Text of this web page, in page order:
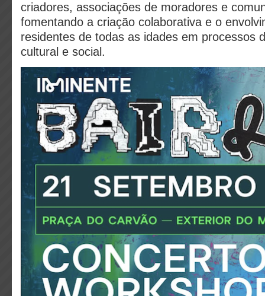
criadores, associações de moradores e
fomentando a criação colaborativa e o
residentes de todas as idades em processos
cultural e social.